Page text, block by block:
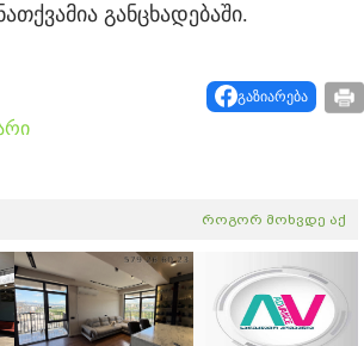
განცხადებაში.
გაზიარება
როგორ მოხვდე აქ